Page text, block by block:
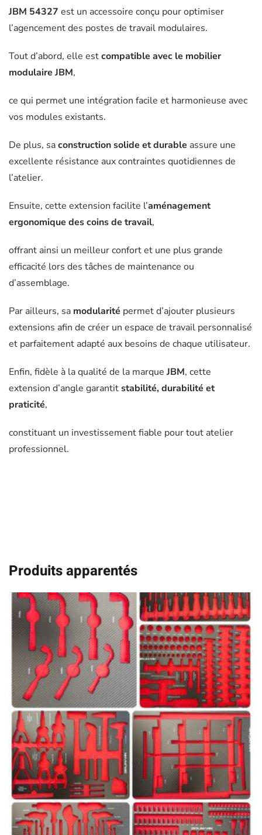
JBM 54327 est un accessoire conçu pour optimiser
l’agencement des postes de travail modulaires.
Tout d’abord, elle estcompatible avec le mobilier
modulaire JBM,
ce qui permet une intégration facile et harmonieuse avec
vos modules existants.
De plus, saconstruction solide et durable assure une
excellente résistance aux contraintes quotidiennes de
l’atelier.
Ensuite, cette extension facilite l’aménagement
ergonomique des coins de travail,
offrant ainsi un meilleur confort et une plus grande
efficacité lors des tâches de maintenance ou
d’assemblage.
Par ailleurs, sa modularité permet d’ajouter plusieurs
extensions afin de créer un espace de travail personnalisé
et parfaitement adapté aux besoins de chaque utilisateur.
Enfin, fidèle à la qualité de la marque JBM, cette
extension d’angle garantitstabilité, durabilité et
praticité,
constituant un investissement fiable pour tout atelier
professionnel.
Produits apparentés